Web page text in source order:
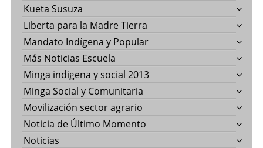
Kueta Susuza
Liberta para la Madre Tierra
Mandato Indígena y Popular
Más Noticias Escuela
Minga indigena y social 2013
Minga Social y Comunitaria
Movilización sector agrario
Noticia de Último Momento
Noticias